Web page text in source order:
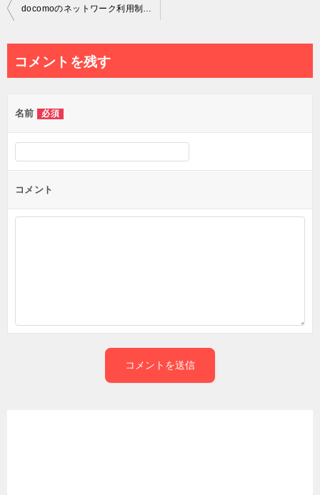
投
ビ
ー
シ
ョ
ン
docomoのネットワーク利用制限が「-」になる原因と対処法
コメントを残す
名前 必須
コメント